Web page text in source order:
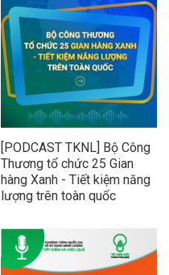
[PODCAST TKNL] Bộ Công
Thương tổ chức 25 Gian
hàng Xanh - Tiết kiệm năng
lượng trên toàn quốc